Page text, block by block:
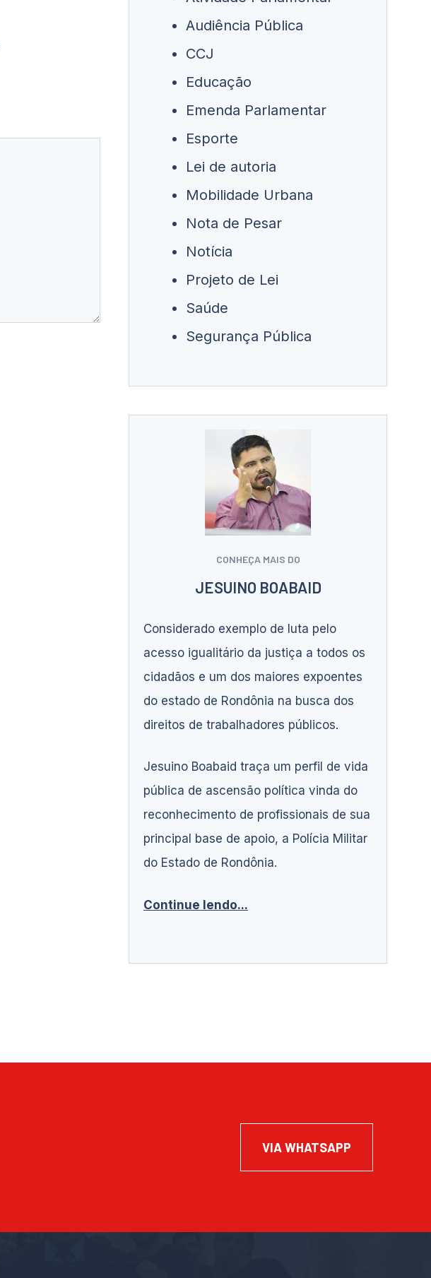
Audiência Pública
CCJ
Educação
Emenda Parlamentar
Esporte
Lei de autoria
Mobilidade Urbana
Nota de Pesar
Notícia
Projeto de Lei
Saúde
Segurança Pública
CONHEÇA MAIS DO
JESUINO BOABAID
Considerado exemplo de luta pelo
acesso igualitário da justiça a todos os
cidadãos e um dos maiores expoentes
do estado de Rondônia na busca dos
direitos de trabalhadores públicos.
Jesuino Boabaid traça um perfil de vida
pública de ascensão política vinda do
reconhecimento de profissionais de sua
principal base de apoio, a Polícia Militar
do Estado de Rondônia.
Continue lendo...
VIA WHATSAPP